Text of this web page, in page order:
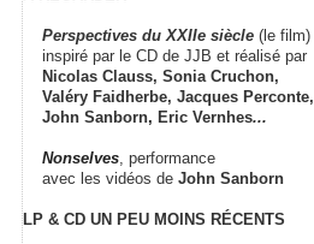
Perspectives du XXIIe siècle (le film)
inspiré par le CD de JJB et réalisé par
Nicolas Clauss, Sonia Cruchon,
Valéry Faidherbe, Jacques Perconte,
John Sanborn, Eric Vernhes...
Nonselves , performance
avec les vidéos de John Sanborn
LP & CD UN PEU MOINS RÉCENTS